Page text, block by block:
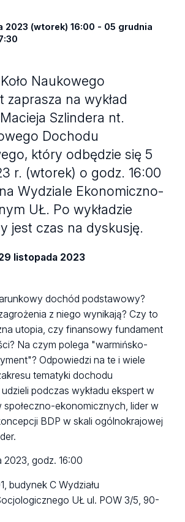
2023 (wtorek) 16:00 - 05 grudnia
Naukowego
zaprasza na wykład
Szlindera nt.
Dochodu
który odbędzie się 5
r. (wtorek) o godz. 16:00
Wydziale Ekonomiczno-
UŁ. Po wykładzie
jest czas na dyskusję.
listopada 2023
dochód podstawowy?
z niego wynikają? Czy to
utopia, czy finansowy fundament
Na czym polega "warmińsko-
Odpowiedzi na te i wiele
tematyki dochodu
podczas wykładu ekspert w
społeczno-ekonomicznych, lider w
BDP w skali ogólnokrajowej
2023, godz. 16:00
budynek C Wydziału
UŁ ul. POW 3/5, 90-